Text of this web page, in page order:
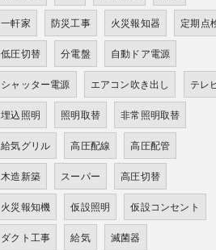
一軒家 防災工事 火災報知器 定期点
低圧切替 分電盤 自動ドア電源
シャッター電源 エアコン吹き出し テレ
埋込照明 照明取替 非常照明取替
給気グリル 高圧配線 高圧配管
木造新築 スーパー 高圧切替
火災報知機 仮設照明 仮設コンセント
ダクト工事 給気 滅菌器